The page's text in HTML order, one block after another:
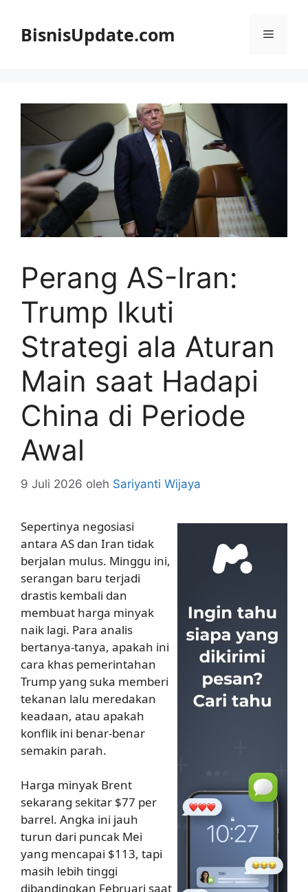
BisnisUpdate.com Menu
Perang AS-Iran:
Trump Ikuti
Strategi ala Aturan
Main saat Hadapi
China di Periode
Awal
9 Juli 2026 oleh Sariyanti Wijaya
Sepertinya negosiasi
antara AS dan Iran tidak
berjalan mulus. Minggu ini,
serangan baru terjadi
drastis kembali dan
membuat harga minyak
naik lagi. Para analis
bertanya-tanya, apakah ini
cara khas pemerintahan
Trump yang suka memberi
tekanan lalu meredakan
keadaan, atau apakah
konflik ini benar-benar
semakin parah.
Harga minyak Brent
sekarang sekitar $77 per
barrel. Angka ini jauh
turun dari puncak Mei
yang mencapai $113, tapi
masih lebih tinggi
dibandingkan Februari saat